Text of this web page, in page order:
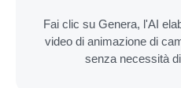
Fai clic su Genera, l'AI
video di animazione di
senza necessità